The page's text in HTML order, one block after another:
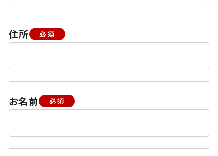
住所 必須
お名前 必須